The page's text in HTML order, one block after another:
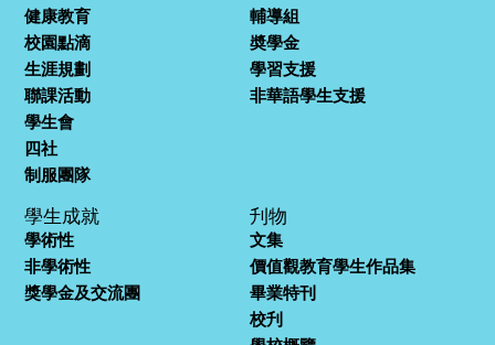
健康教育
校園點滴
生涯規劃
聯課活動
學生會
四社
制服團隊
輔導組
奬學金
學習支援
非華語學生支援
學生成就
學術性
非學術性
獎學金及交流團
刋物
文集
價值觀教育學生作品集
畢業特刊
校刋